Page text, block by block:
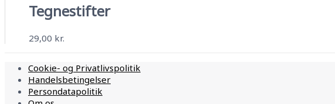
Tegnestifter
29,00 kr.
Cookie- og Privatlivspolitik
Handelsbetingelser
Persondatapolitik